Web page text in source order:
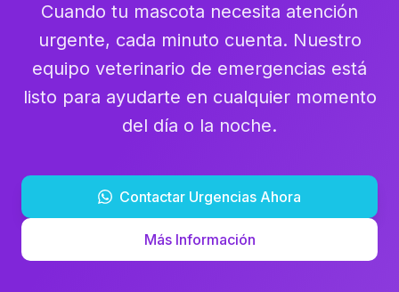
Cuando tu mascota necesita atención
urgente, cada minuto cuenta. Nuestro
equipo veterinario de emergencias está
listo para ayudarte en cualquier momento
del día o la noche.
Contactar Urgencias Ahora
Más Información